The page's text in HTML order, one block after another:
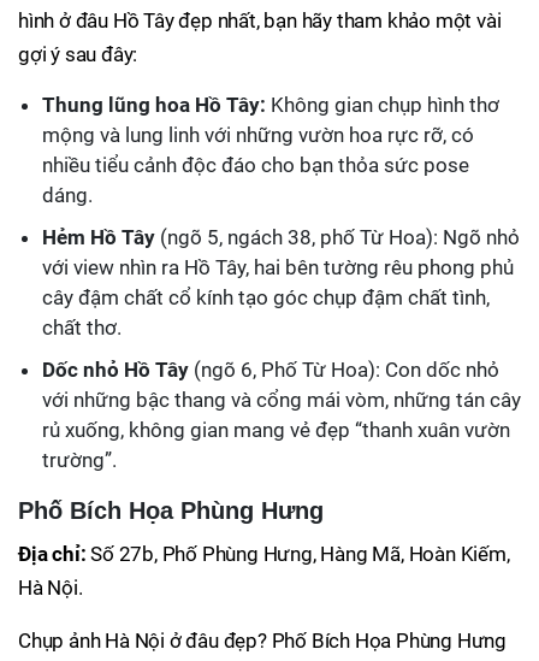
hình ở đâu Hồ Tây đẹp nhất, bạn hãy tham khảo một vài
gợi ý sau đây:
Thung lũng hoa Hồ Tây: Không gian chụp hình thơ
mộng và lung linh với những vườn hoa rực rỡ, có
nhiều tiểu cảnh độc đáo cho bạn thỏa sức pose
dáng.
Hẻm Hồ Tây (ngõ 5, ngách 38, phố Từ Hoa): Ngõ nhỏ
với view nhìn ra Hồ Tây, hai bên tường rêu phong phủ
cây đậm chất cổ kính tạo góc chụp đậm chất tình,
chất thơ.
Dốc nhỏ Hồ Tây (ngõ 6, Phố Từ Hoa): Con dốc nhỏ
với những bậc thang và cổng mái vòm, những tán cây
rủ xuống, không gian mang vẻ đẹp “thanh xuân vườn
trường”.
Phố Bích Họa Phùng Hưng
Địa chỉ: Số 27b, Phố Phùng Hưng, Hàng Mã, Hoàn Kiếm,
Hà Nội.
Chụp ảnh Hà Nội ở đâu đẹp? Phố Bích Họa Phùng Hưng